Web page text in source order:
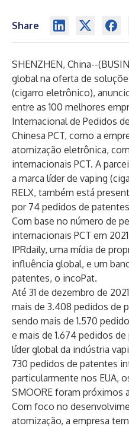
Share
SHENZHEN, China--(
global na oferta de
(cigarro eletrônico),
entre as 100 melhores
Internacional de Pedidos
Chinesa PCT, como a
atomização eletrônica,
internacionais PCT. A
a marca líder de vaping
RELX, também está
por 74 pedidos de
Com base no número de
internacionais PCT em
IPRdaily, uma mídia de
influência global, e um
patentes, o incoPat.
Até 31 de dezembro de
mais de 3.408 pedidos de
sendo mais de 1.570
e mais de 1.674 pedidos
líder global da indústria
730 pedidos de patentes
particularmente nos EUA,
SMOORE foram próximos
Com foco no
atomização, a empresa